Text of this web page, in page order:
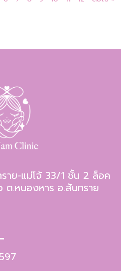
าย-แม่โจ้ 33/1 ชั้น 2 ล็อค
ต.หนองหาร อ.สันทราย